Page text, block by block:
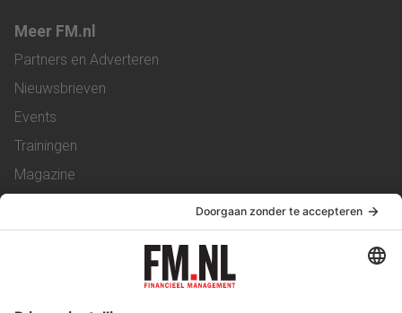
Meer FM.nl
Partners en Adverteren
Nieuwsbrieven
Events
Trainingen
Magazine
Service & Contact